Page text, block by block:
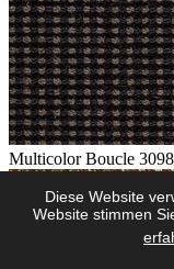
Diese Website
Website stimmen
Multicolor Boucle